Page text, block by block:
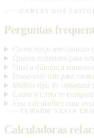
CARTAS DOS
Perguntas
Como meço um canteiro
Quanta cobertura para
Qual a diferença entre
Posso usar isto para
Melhor tipo de cobertura
Como o custo se
Esta calculadora trata
TAMBÉM NESTA
Calculadoras